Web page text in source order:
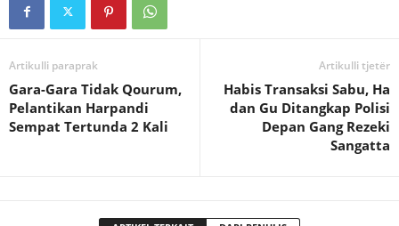
Artikulli paraprak
Gara-Gara Tidak Qourum,
Pelantikan Harpandi
Sempat Tertunda 2 Kali
Artikulli tjetër
Habis Transaksi Sabu, Ha
dan Gu Ditangkap Polisi
Depan Gang Rezeki
Sangatta